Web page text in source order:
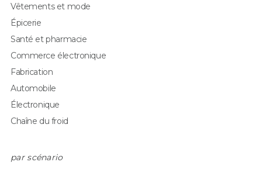
Vêtements et mode
Épicerie
Santé et pharmacie
Commerce électronique
Fabrication
Automobile
Électronique
Chaîne du froid
par scénario